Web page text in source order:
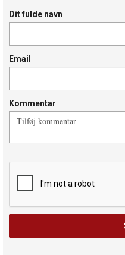
Dit fulde navn
Email
Kommentar